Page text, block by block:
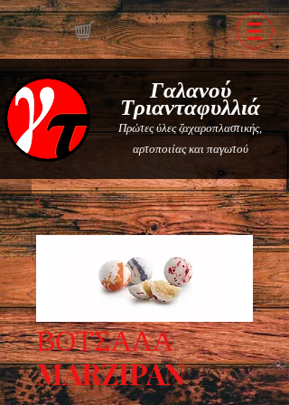
Γαλανού
Τριανταφυλλιά
Πρώτες ύλες ζαχαροπλαστικής,
αρτοποιίας και παγωτού
ΒΟΤΣΑΛΑ
MARZIPAN